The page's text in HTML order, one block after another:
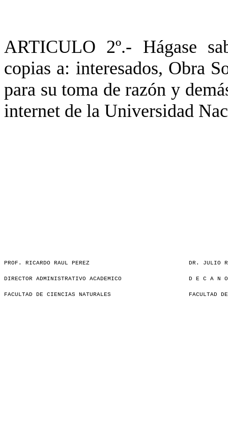
ARTICULO 2º.- Hágase
copias a: interesados, Obra
para su toma de razón y
internet de la Universidad
PROF. RICARDO RAUL PEREZ
DIRECTOR ADMINISTRATIVO ACADEMICO
FACULTAD DE CIENCIAS NATURALES
DR. JULIO
D E C A N O
FACULTAD